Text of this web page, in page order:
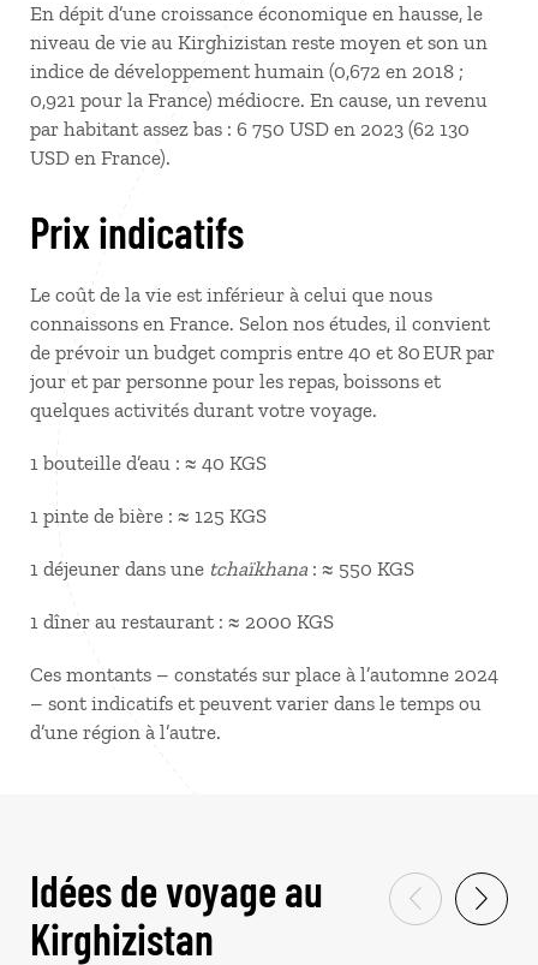
En dépit d’une croissance économique en hausse, le
niveau de vie au Kirghizistan reste moyen et son un
indice de développement humain (0,672 en 2018 ;
0,921 pour la France) médiocre. En cause, un revenu
par habitant assez bas : 6 750 USD en 2023 (62 130
USD en France).
Prix indicatifs
Le coût de la vie est inférieur à celui que nous
connaissons en France. Selon nos études, il convient
de prévoir un budget compris entre 40 et 80 EUR par
jour et par personne pour les repas, boissons et
quelques activités durant votre voyage.
1 bouteille d’eau : ≈ 40 KGS
1 pinte de bière : ≈ 125 KGS
1 déjeuner dans une tchaïkhana : ≈ 550 KGS
1 dîner au restaurant : ≈ 2000 KGS
Ces montants – constatés sur place à l’automne 2024
– sont indicatifs et peuvent varier dans le temps ou
d’une région à l’autre.
Idées de voyage au
Kirghizistan